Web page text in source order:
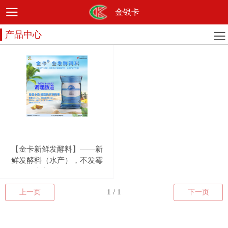
金银卡
产品中心
【金卡新鲜发酵料】——新
鲜发酵料（水产），不发霉
上一页 下一页